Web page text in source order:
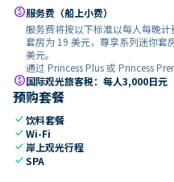
paid服务费（船上小费）
服务费将按以下标准以每人每晚计
套房为 19 美元，尊享系列迷你套
美元。
通过 Princess Plus 或 Princess
paid国际观光旅客税：每人3,000日
预购套餐
check饮料套餐
checkWi-Fi
check 岸上观光行程
checkSPA